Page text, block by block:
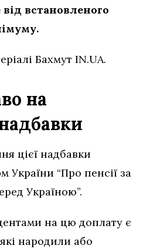
від встановленого
Бахмут IN.UA.
на
цієї надбавки
України “Про пенсії за
Україною”.
на цю доплату є
які народили або